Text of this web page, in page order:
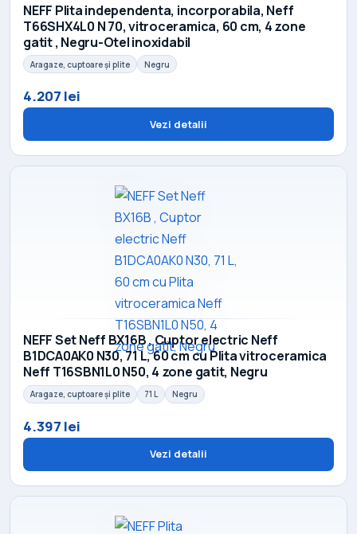
NEFF Plita independenta, incorporabila, Neff
T66SHX4L0 N 70, vitroceramica, 60 cm, 4 zone
gatit , Negru-Otel inoxidabil
Aragaze, cuptoare și plite Negru
4.207 lei
Vezi detalii
NEFF Set Neff BX16B , Cuptor electric Neff
B1DCA0AK0 N30, 71 L, 60 cm cu Plita vitroceramica
Neff T16SBN1L0 N50, 4 zone gatit, Negru
Aragaze, cuptoare și plite 71 L Negru
4.397 lei
Vezi detalii